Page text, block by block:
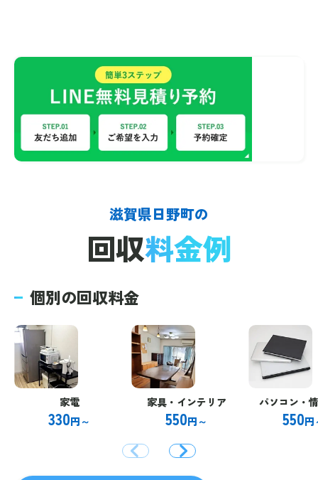
滋賀県日野町の
回収料金例
個別の回収料金
家電
330円～
家具・インテリア
550円～
パソコン・
550円